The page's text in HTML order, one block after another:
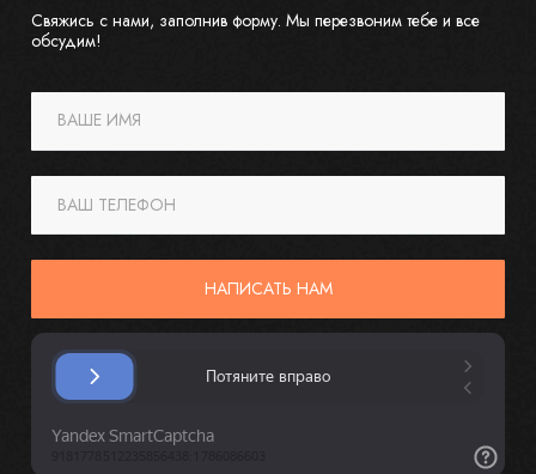
Свяжись с нами, заполнив форму. Мы перезвоним тебе и все
обсудим!
ВАШЕ ИМЯ
ВАШ ТЕЛЕФОН
НАПИСАТЬ НАМ